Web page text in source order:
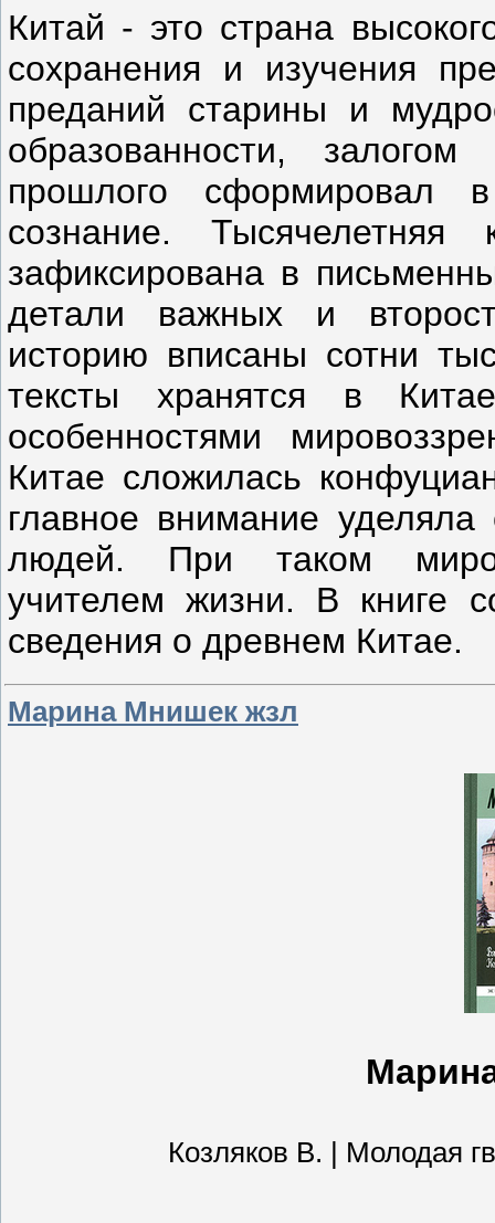
Китай - это страна
сохранения и изучения
преданий старины и
образованности,
прошлого сформировал
сознание. Тысячелетняя
зафиксирована в
детали важных и
историю вписаны сотни
тексты хранятся в
особенностями
Китае сложилась
главное внимание
людей. При таком
учителем жизни. В книге
сведения о древнем Китае.
Марина Мнишек жзл
Козляков В. | Молодая